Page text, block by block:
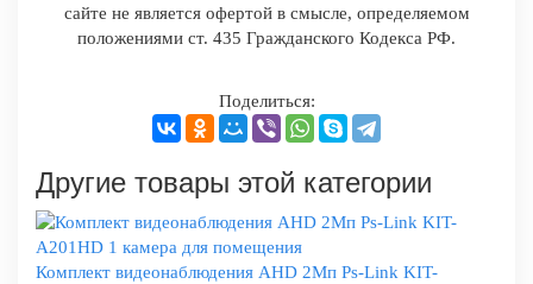
сайте не является офертой в смысле, определяемом
положениями ст. 435 Гражданского Кодекса РФ.
Поделиться:
Другие товары этой категории
Комплект видеонаблюдения AHD 2Мп Ps-Link KIT-